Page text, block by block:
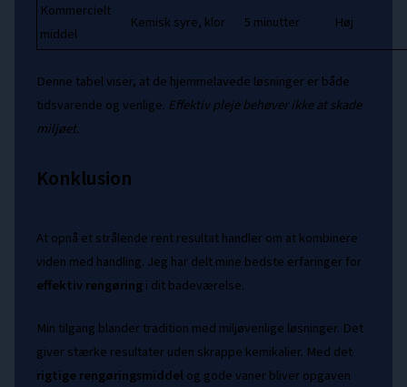
Kommercielt
middel
Kemisk syre, klor 5 minutter Høj
Denne tabel viser, at de hjemmelavede løsninger er både
tidsvarende og venlige. Effektiv pleje behøver ikke at skade
miljøet.
Konklusion
At opnå et strålende rent resultat handler om at kombinere
viden med handling. Jeg har delt mine bedste erfaringer for
effektiv rengøringi dit badeværelse.
Min tilgang blander tradition med miljøvenlige løsninger. Det
giver stærke resultater uden skrappe kemikalier. Med det
rigtige rengøringsmiddel og gode vaner bliver opgaven